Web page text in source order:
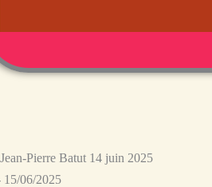
Pierre Batut 14 juin 2025
15/06/2025